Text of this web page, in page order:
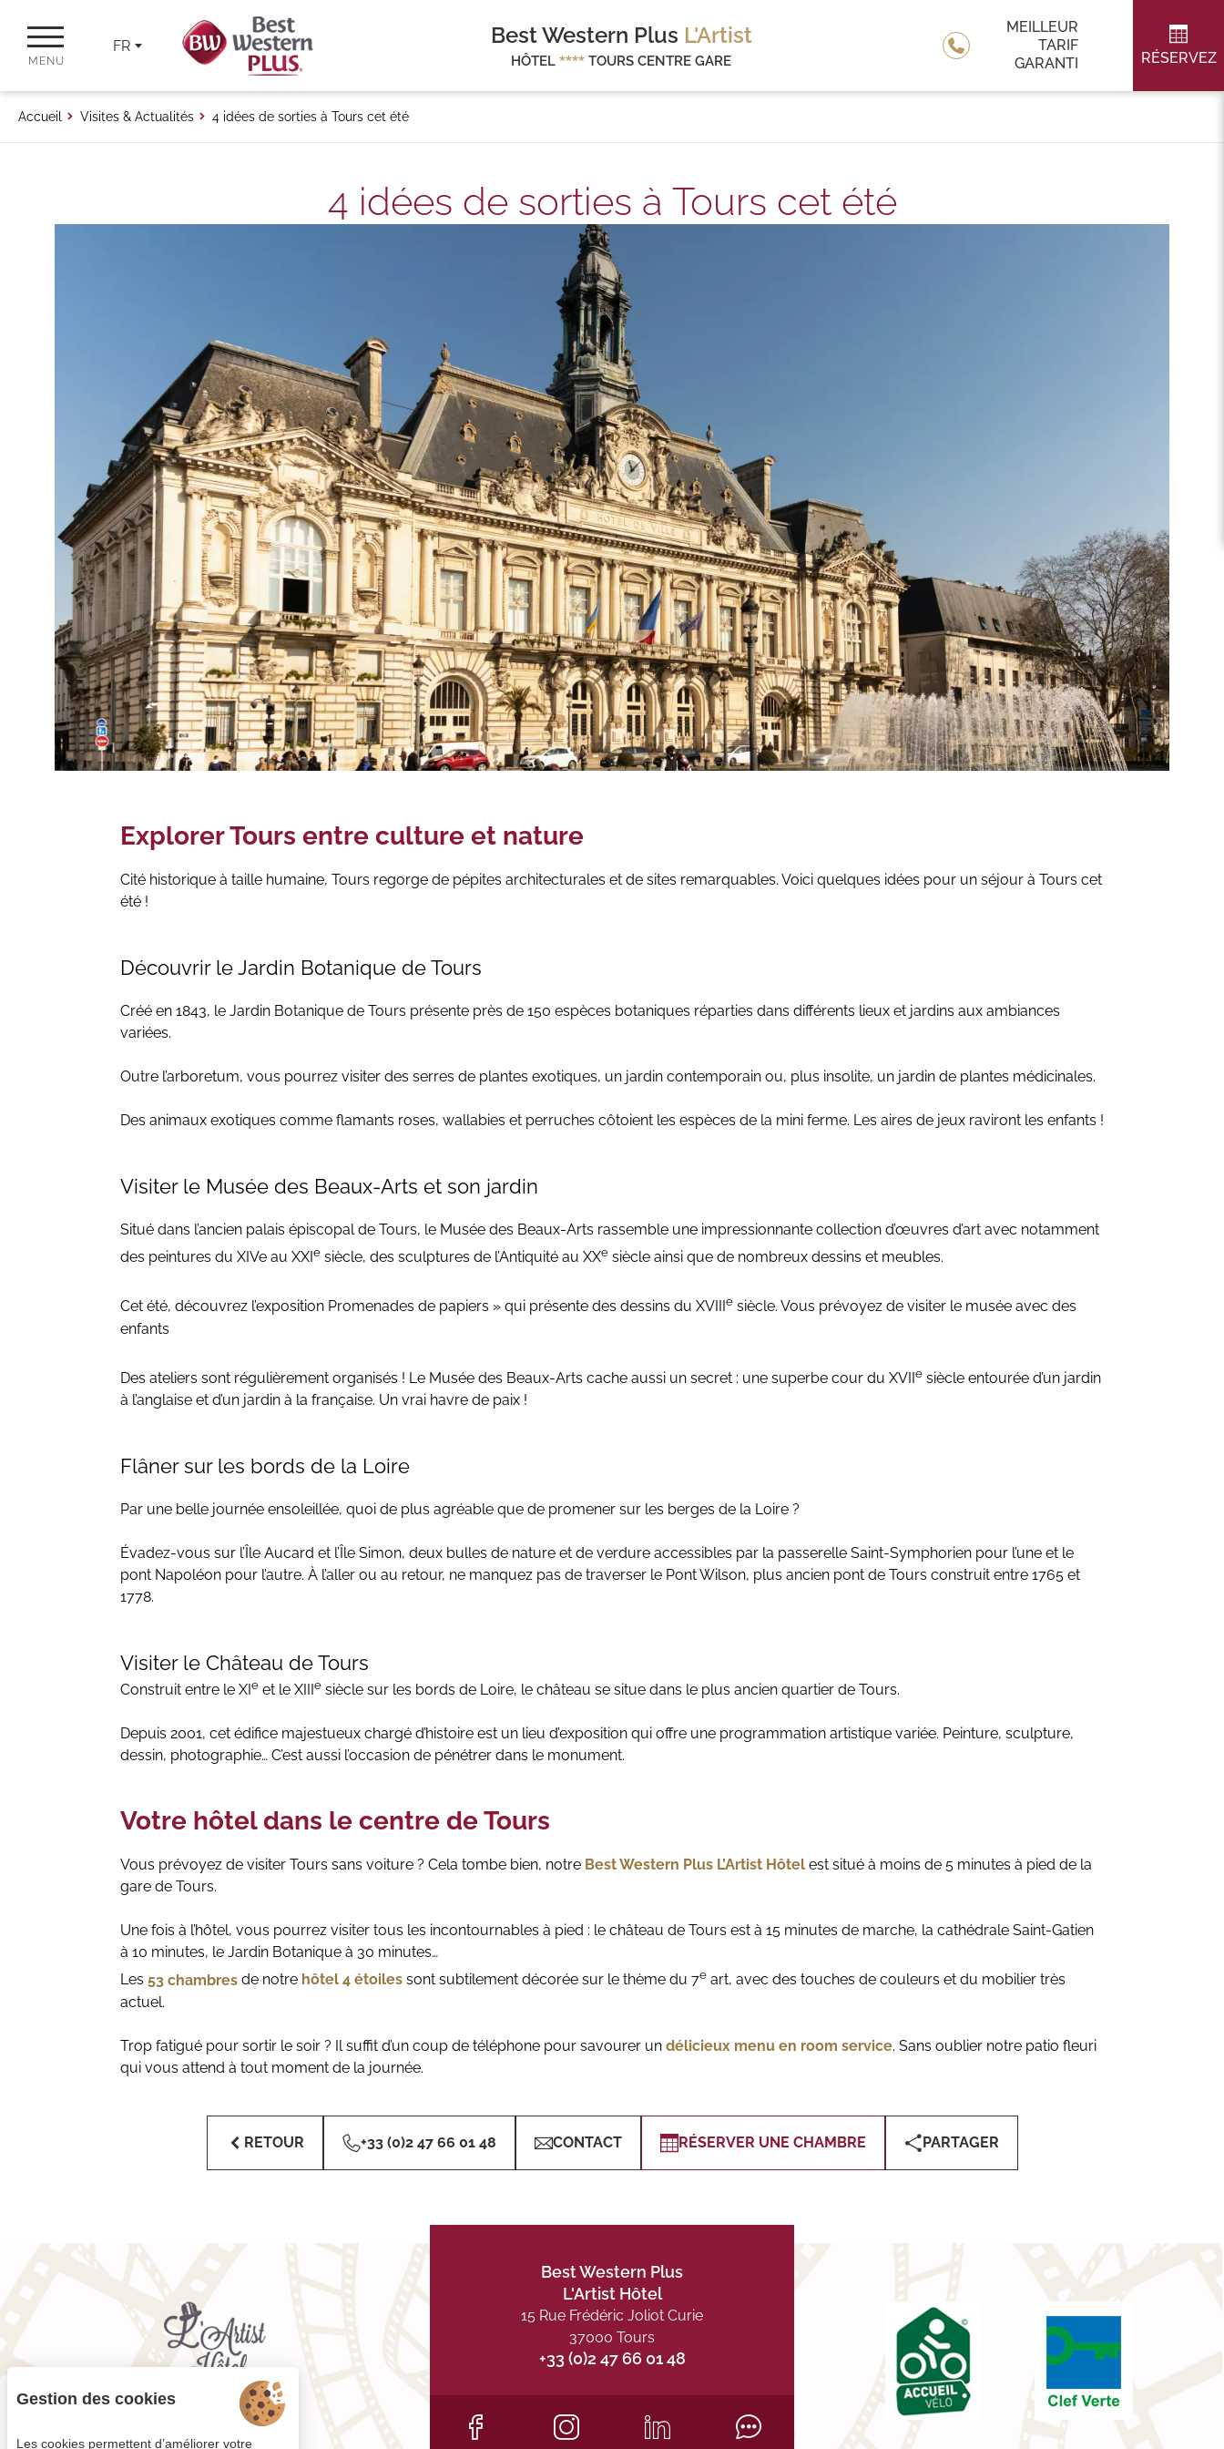
MENU
FR Best Western Plus L'Artist
HÔTEL **** TOURS CENTRE GARE
MEILLEUR
TARIF
GARANTI
RÉSERVEZ
Accueil Visites & Actualités 4 idées de sorties à Tours cet été
4 idées de sorties à Tours cet été
Explorer Tours entre culture et nature
Cité historique à taille humaine, Tours regorge de pépites architecturales et de sites remarquables. Voici quelques idées pour un séjour à Tours cet
été !
Découvrir le Jardin Botanique de Tours
Créé en 1843, le Jardin Botanique de Tours présente près de 150 espèces botaniques réparties dans différents lieux et jardins aux ambiances
variées.
Outre l’arboretum, vous pourrez visiter des serres de plantes exotiques, un jardin contemporain ou, plus insolite, un jardin de plantes médicinales.
Des animaux exotiques comme flamants roses, wallabies et perruches côtoient les espèces de la mini ferme. Les aires de jeux raviront les enfants !
Visiter le Musée des Beaux-Arts et son jardin
Situé dans l’ancien palais épiscopal de Tours, le Musée des Beaux-Arts rassemble une impressionnante collection d’œuvres d’art avec notamment
des peintures du XIVe au XXI e siècle, des sculptures de l’Antiquité au XXe siècle ainsi que de nombreux dessins et meubles.
Cet été, découvrez l’exposition Promenades de papiers » qui présente des dessins du XVIII e siècle. Vous prévoyez de visiter le musée avec des
enfants
Des ateliers sont régulièrement organisés ! Le Musée des Beaux-Arts cache aussi un secret : une superbe cour du XVIIe siècle entourée d’un jardin
à l’anglaise et d’un jardin à la française. Un vrai havre de paix !
Flâner sur les bords de la Loire
Par une belle journée ensoleillée, quoi de plus agréable que de promener sur les berges de la Loire ?
Évadez-vous sur l’Île Aucard et l’Île Simon, deux bulles de nature et de verdure accessibles par la passerelle Saint-Symphorien pour l’une et le
pont Napoléon pour l’autre. À l’aller ou au retour, ne manquez pas de traverser le Pont Wilson, plus ancien pont de Tours construit entre 1765 et
1778.
Visiter le Château de Tours
Construit entre le XI e et le XIII e siècle sur les bords de Loire, le château se situe dans le plus ancien quartier de Tours.
Depuis 2001, cet édifice majestueux chargé d’histoire est un lieu d’exposition qui offre une programmation artistique variée. Peinture, sculpture,
dessin, photographie… C’est aussi l’occasion de pénétrer dans le monument.
Votre hôtel dans le centre de Tours
Vous prévoyez de visiter Tours sans voiture ? Cela tombe bien, notre Best Western Plus L’Artist Hôtel est situé à moins de 5 minutes à pied de la
gare de Tours.
Une fois à l’hôtel, vous pourrez visiter tous les incontournables à pied : le château de Tours est à 15 minutes de marche, la cathédrale Saint-Gatien
à 10 minutes, le Jardin Botanique à 30 minutes…
Les 53 chambres de notre hôtel 4 étoiles sont subtilement décorée sur le thème du 7e art, avec des touches de couleurs et du mobilier très
actuel.
Trop fatigué pour sortir le soir ? Il suffit d’un coup de téléphone pour savourer un délicieux menu en room service. Sans oublier notre patio fleuri
qui vous attend à tout moment de la journée.
RETOUR +33 (0)2 47 66 01 48 CONTACT RÉSERVER UNE CHAMBRE PARTAGER
Best Western Plus
L'Artist Hôtel
15 Rue Frédéric Joliot Curie
37000 Tours
+33 (0)2 47 66 01 48
Gestion des cookies
Les cookies permettent d’améliorer votre